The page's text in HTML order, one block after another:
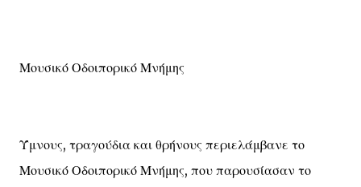
Μουσικό Οδοιπορικό Μνήμης
Ύμνους, τραγούδια και θρήνους περιελάμβανε το
Μουσικό Οδοιπορικό Μνήμης, που παρουσίασαν το